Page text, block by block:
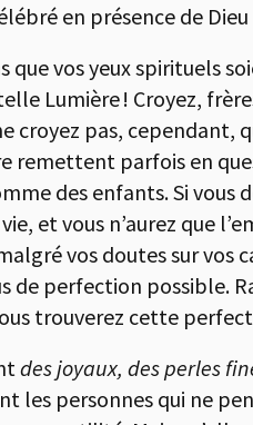
en présence de
que vos yeux spirituels
Lumière ! Croyez,
croyez pas,
remettent parfois en
des enfants. Si vous
et vous n’aurez que
vos doutes sur
de perfection possible.
trouverez cette
des joyaux, des perles
les personnes qui ne